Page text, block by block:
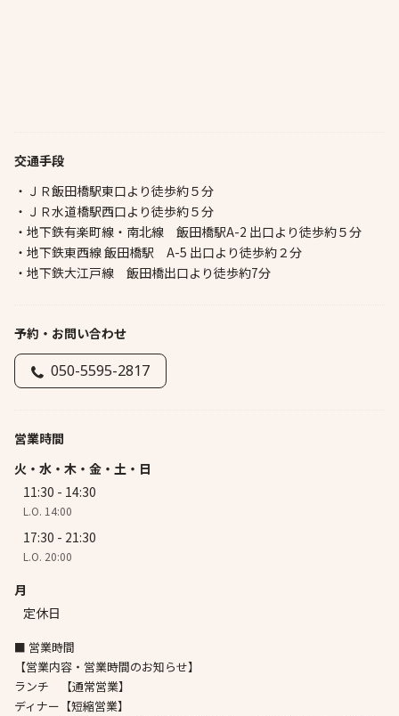
交通手段
・ＪＲ飯田橋駅東口より徒歩約５分
・ＪＲ水道橋駅西口より徒歩約５分
・地下鉄有楽町線・南北線 飯田橋駅A-2 出口より徒歩約５分
・地下鉄東西線 飯田橋駅 A-5 出口より徒歩約２分
・地下鉄大江戸線 飯田橋出口より徒歩約7分
予約・お問い合わせ
050-5595-2817
営業時間
火・水・木・金・土・日
11:30 - 14:30
L.O. 14:00
17:30 - 21:30
L.O. 20:00
月
定休日
■ 営業時間
【営業内容・営業時間のお知らせ】
ランチ 【通常営業】
ディナー【短縮営業】